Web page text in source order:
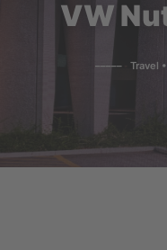
VW
––––– Travel